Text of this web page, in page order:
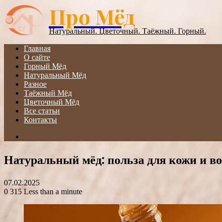
Menu Про Мёд
Натуральный. Цветочный. Таёжный. Горный.
Главная
О сайте
Горный Мёд
Натуральный Мёд
Разное
Таёжный Мёд
Цветочный Мёд
Все статьи
Контакты
Натуральный мёд: польза для кожи и
07.02.2025
0 315 Less than a minute